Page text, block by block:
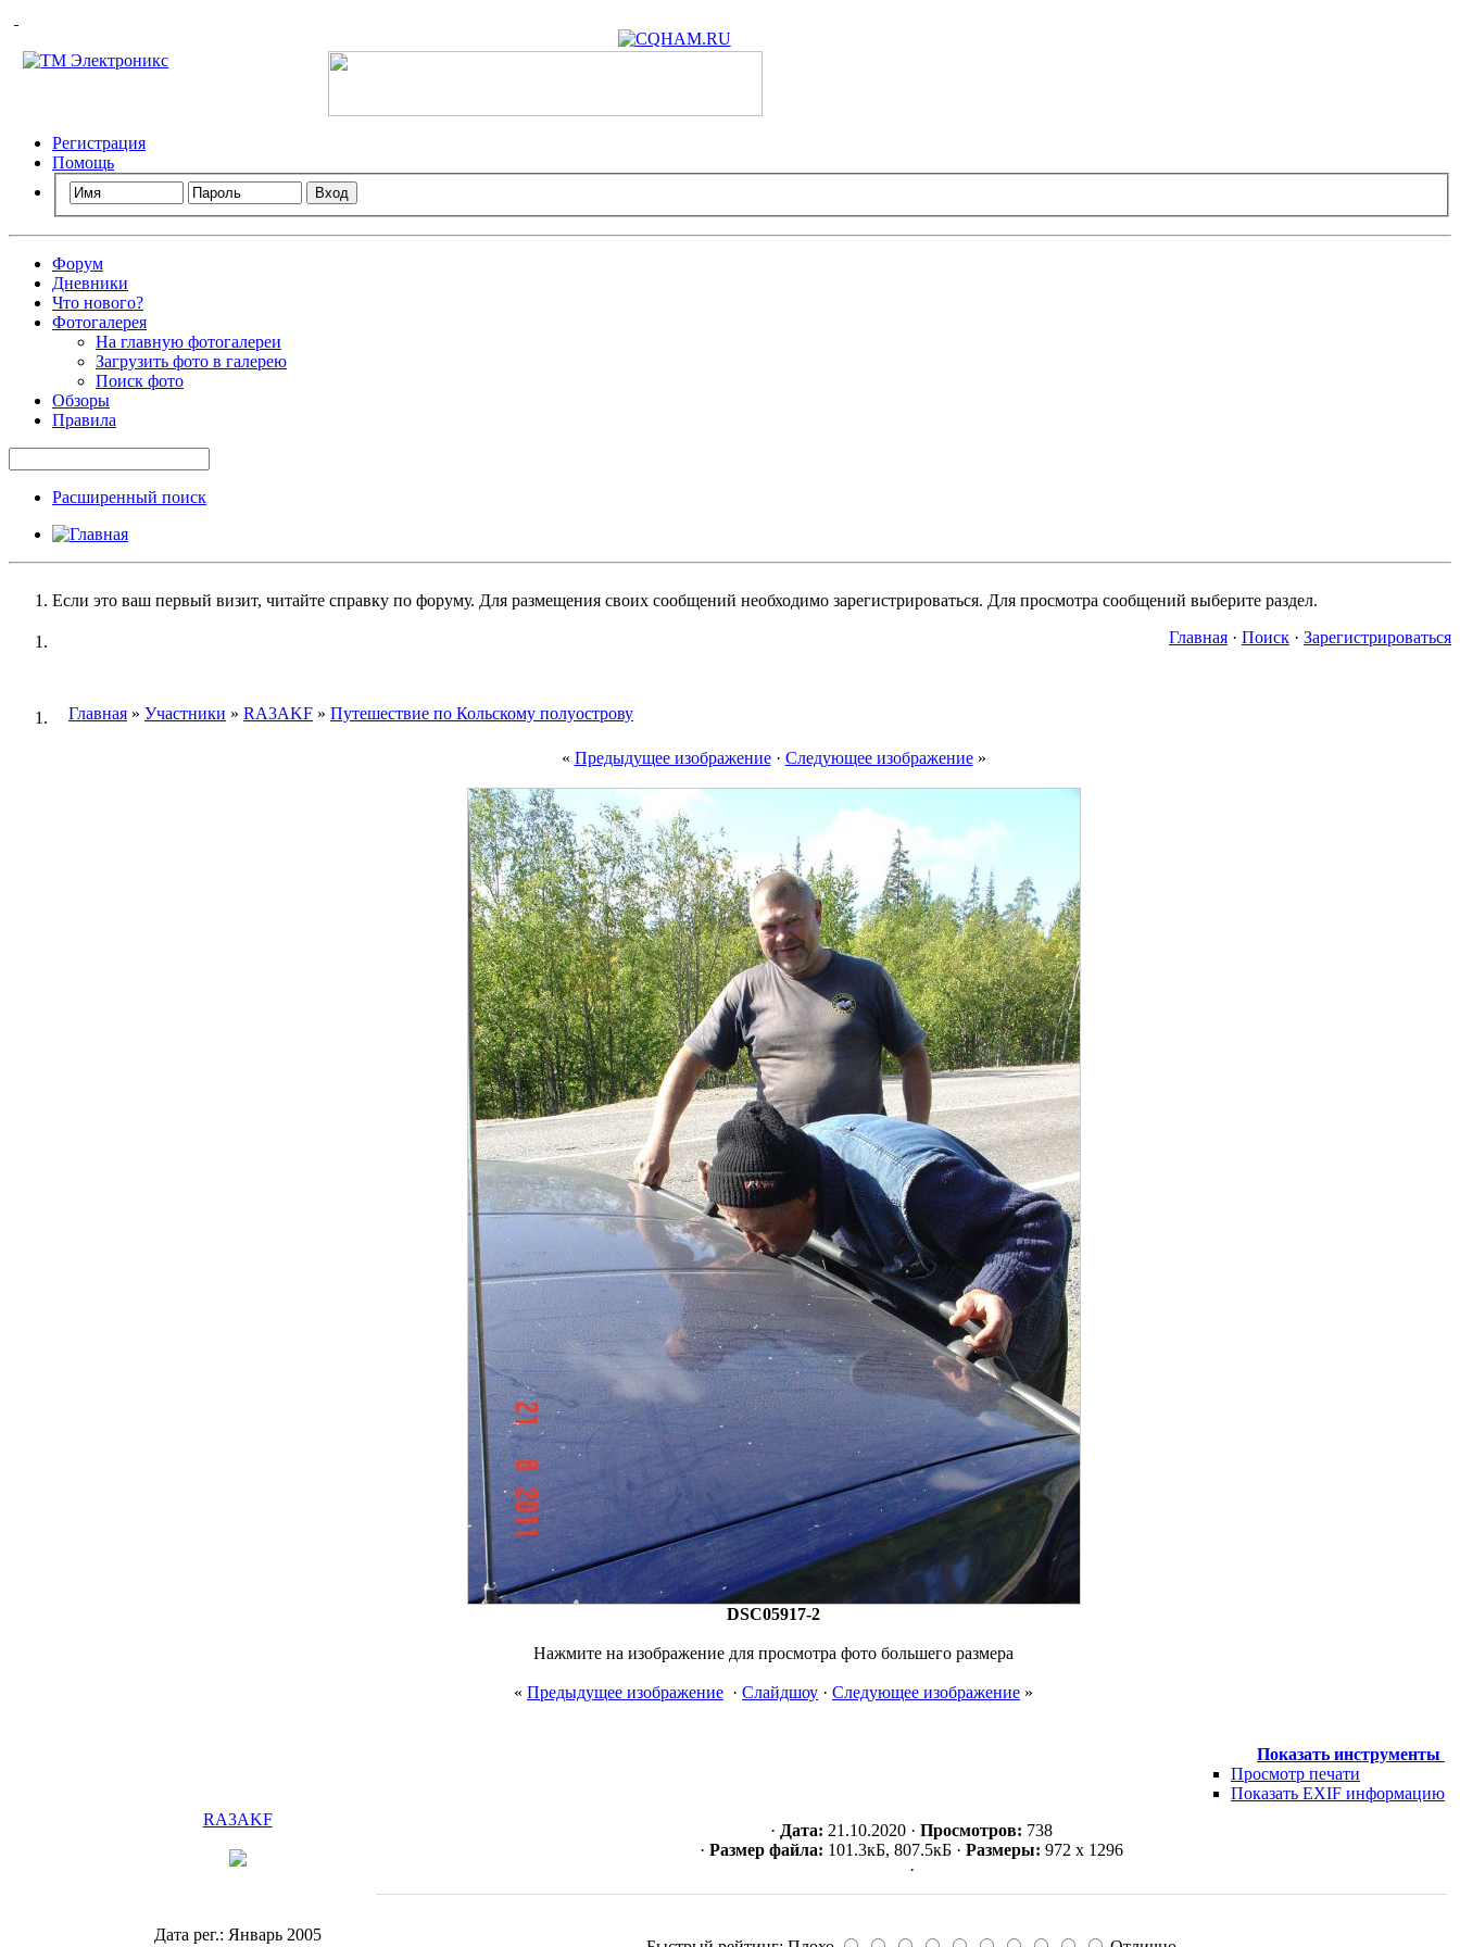
Регистрация
Помощь
Форум
Дневники
Что нового?
Фотогалерея
На главную фотогалереи
Загрузить фото в галерею
Поиск фото
Обзоры
Правила
Расширенный поиск
Если это ваш первый визит, читайте справку по форуму. Для размещения своих сообщений необходимо зарегистрироваться. Для просмотра сообщений выберите раздел.
Главная · Поиск · Зарегистрироваться
Главная » Участники » RA3AKF » Путешествие по Кольскому полуострову
« Предыдущее изображение· Следующее изображение»
DSC05917-2
Нажмите на изображение для просмотра фото большего размера
« Предыдущее изображение · Слайдшоу · Следующее изображение »
Показать инструменты
Просмотр печати
Показать EXIF информацию
RA3AKF
Дата рег.: Январь 2005
· Дата: 21.10.2020 · Просмотров: 738
· Размер файла: 101.3кБ, 807.5кБ · Размеры: 972 x 1296
·